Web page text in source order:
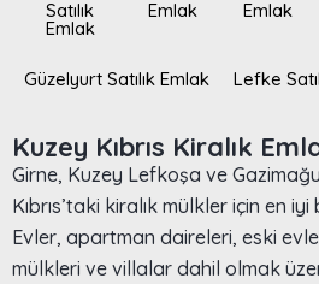
Satılık
Emlak
Emlak Emlak
Güzelyurt Satılık Emlak Lefke
Kuzey Kıbrıs Kiralık
Girne, Kuzey Lefkoşa ve
Kıbrıs’taki kiralık mülkler için en
Evler, apartman daireleri, eski
mülkleri ve villalar dahil olmak